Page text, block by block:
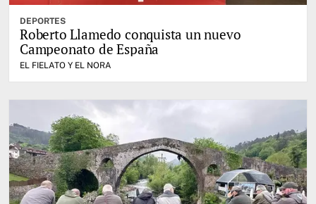
DEPORTES
Roberto Llamedo conquista un nuevo
Campeonato de España
EL FIELATO Y EL NORA